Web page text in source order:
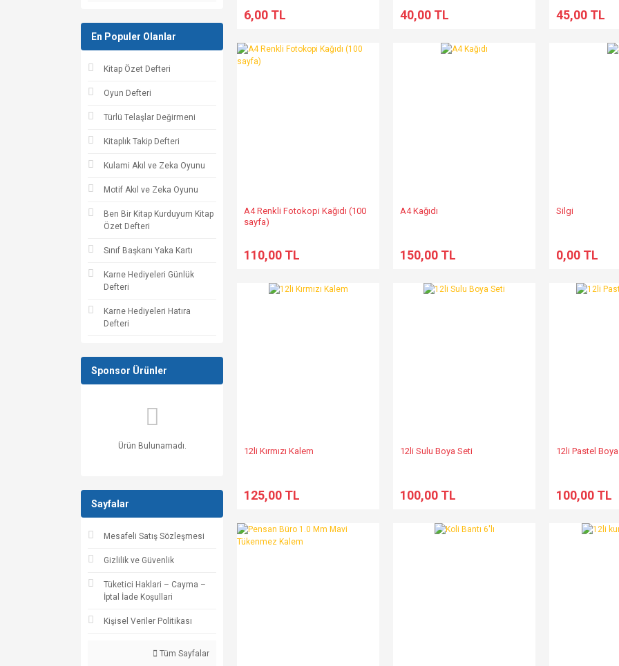
En Populer Olanlar
Kitap Özet Defteri
Oyun Defteri
Türlü Telaşlar Değirmeni
Kitaplık Takip Defteri
Kulami Akıl ve Zeka Oyunu
Motif Akıl ve Zeka Oyunu
Ben Bir Kitap Kurduyum Kitap
Özet Defteri
Sınıf Başkanı Yaka Kartı
Karne Hediyeleri Günlük
Defteri
Karne Hediyeleri Hatıra
Defteri
Sponsor Ürünler
Ürün Bulunamadı.
Sayfalar
Mesafeli Satış Sözleşmesi
Gizlilik ve Güvenlik
Tüketici Haklari – Cayma –
İptal İade Koşullari
Kişisel Veriler Politikası
Tüm Sayfalar
6,00 TL 40,00 TL 45,00 TL
A4 Renkli Fotokopi Kağıdı (100
sayfa)
110,00 TL
A4 Kağıdı
150,00 TL
Silgi
0,00 TL
12li Kırmızı Kalem
125,00 TL
12li Sulu Boya Seti
100,00 TL
12li Pastel
100,00 TL